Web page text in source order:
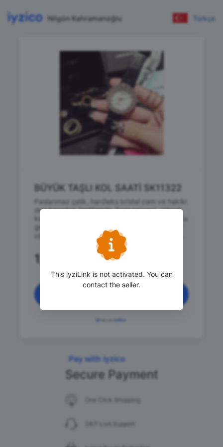
Nilgün Kahramanoğlu Türkçe
BÜYÜK TAŞLI KOL SAATİ SK11322
Paslanmaz çelik, hardleks kristal cam ve hakiki
deri kayıştan üretilmiştir. Saat çevresi, yüksek
kalite suni kristal büyük taşlarla süslenmiştir. Su
geçirmezdir. Kadran çapı 3.5 cm, kordon
uzunluğu 21 cm'dir. Not: Lütfen renk belirtiniz.
1,749
Pay with iyzico
Secure Payment
One Click Shopping
This iyziLink is not activated. You can
contact the seller.